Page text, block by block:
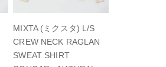
MIXTA (ミクスタ) L/S
CREW NECK RAGLAN
SWEAT SHIRT